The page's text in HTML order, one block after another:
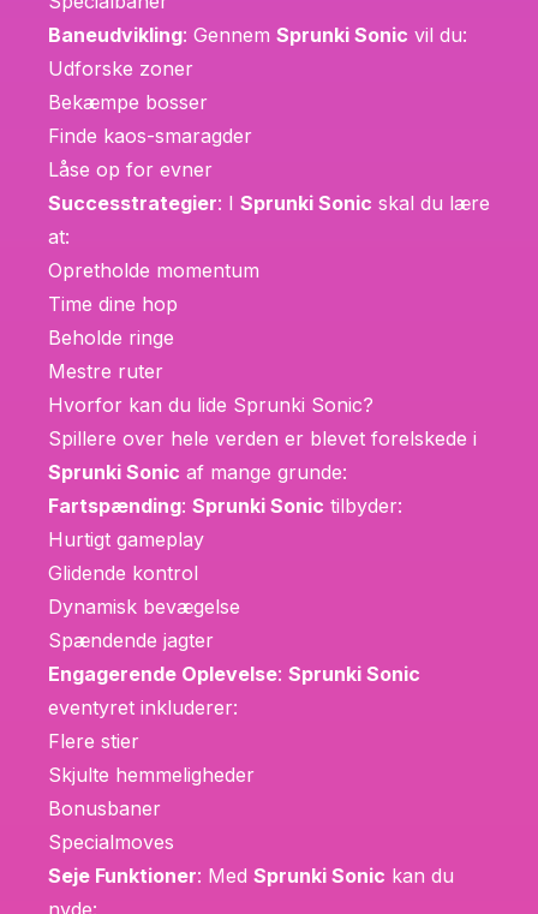
Baneudvikling: Gennem Sprunki Sonic vil du:
Udforske zoner
Bekæmpe bosser
Finde kaos-smaragder
Låse op for evner
Successtrategier: I Sprunki Sonic skal du lære
at:
Opretholde momentum
Time dine hop
Beholde ringe
Mestre ruter
Hvorfor kan du lide Sprunki Sonic?
Spillere over hele verden er blevet forelskede i
Sprunki Sonic af mange grunde:
Fartspænding: Sprunki Sonic tilbyder:
Hurtigt gameplay
Glidende kontrol
Dynamisk bevægelse
Spændende jagter
Engagerende Oplevelse: Sprunki Sonic
eventyret inkluderer:
Flere stier
Skjulte hemmeligheder
Bonusbaner
Specialmoves
Seje Funktioner: Med Sprunki Sonic kan du
nyde: